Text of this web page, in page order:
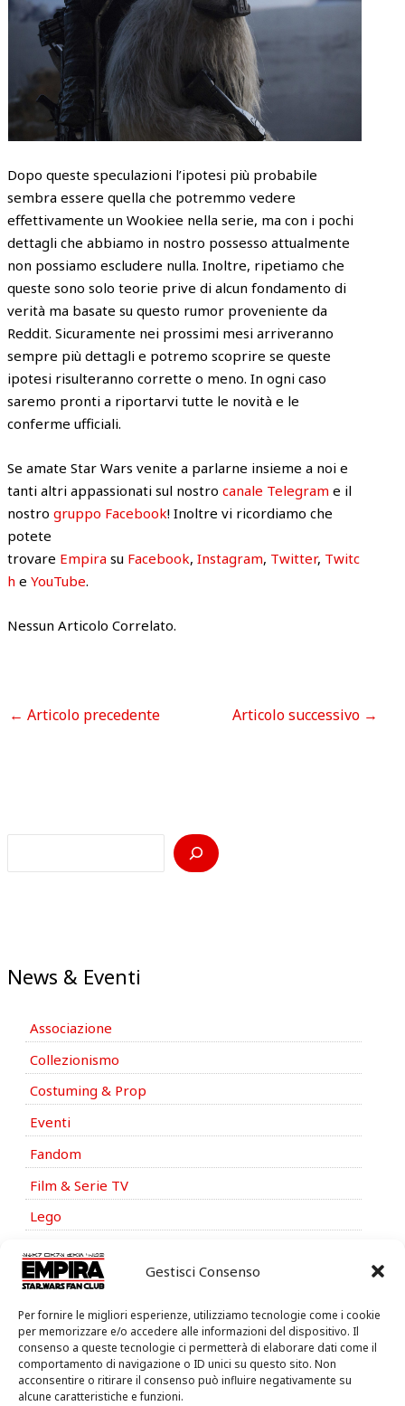
Gestisci Consenso
Per fornire le migliori esperienze, utilizziamo tecnologie come i cookie
per memorizzare e/o accedere alle informazioni del dispositivo. Il
consenso a queste tecnologie ci permetterà di elaborare dati come il
comportamento di navigazione o ID unici su questo sito. Non
acconsentire o ritirare il consenso può influire negativamente su
alcune caratteristiche e funzioni.
Dopo queste speculazioni l’ipotesi più probabile
sembra essere quella che potremmo vedere
effettivamente un Wookiee nella serie, ma con i pochi
dettagli che abbiamo in nostro possesso attualmente
non possiamo escludere nulla. Inoltre, ripetiamo che
queste sono solo teorie prive di alcun fondamento di
verità ma basate su questo rumor proveniente da
Reddit. Sicuramente nei prossimi mesi arriveranno
sempre più dettagli e potremo scoprire se queste
ipotesi risulteranno corrette o meno. In ogni caso
saremo pronti a riportarvi tutte le novità e le
conferme ufficiali.
Se amate Star Wars venite a parlarne insieme a noi e
tanti altri appassionati sul nostrocanale Telegram e il
nostrogruppo Facebook! Inoltre vi ricordiamo che
potete
trovare Empira su Facebook,Instagram, Twitter, Twitc
h eYouTube.
Nessun Articolo Correlato.
← Articolo precedente Articolo successivo →
News & Eventi
Associazione
Collezionismo
Costuming & Prop
Eventi
Fandom
Film & Serie TV
Lego
News
Videogames